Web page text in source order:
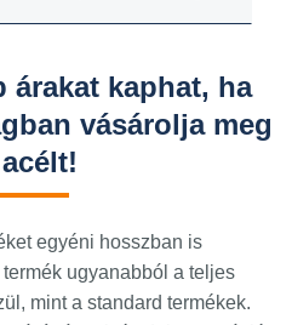
árakat kaphat, ha
vásárolja meg
egyéni hosszban is
ugyanabból a teljes
mint a standard termékek.